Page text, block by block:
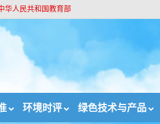
华人民共和国教育部
环境时评 绿色技术与产品